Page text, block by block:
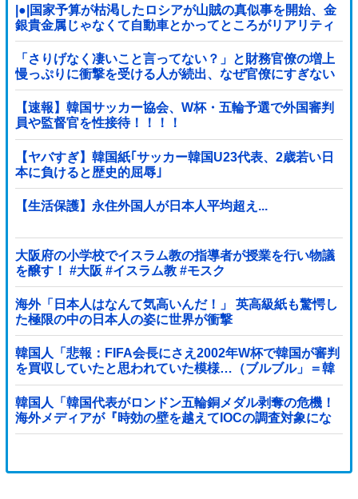
|●|国家予算が枯渇したロシアが山賊の真似事を開始、金
銀貴金属じゃなくて自動車とかってところがリアリティ
ありすぎる……
「さりげなく凄いこと言ってない？」と財務官僚の増上
慢っぷりに衝撃を受ける人が続出、なぜ官僚にすぎない
財務省が……
【速報】韓国サッカー協会、W杯・五輪予選で外国審判
員や監督官を性接待！！！！
【ヤバすぎ】韓国紙｢サッカー韓国U23代表、2歳若い日
本に負けると歴史的屈辱｣
【生活保護】永住外国人が日本人平均超え...
大阪府の小学校でイスラム教の指導者が授業を行い物議
を醸す！ #大阪 #イスラム教 #モスク
海外「日本人はなんて気高いんだ！」 英高級紙も驚愕し
た極限の中の日本人の姿に世界が衝撃
韓国人「悲報：FIFA会長にさえ2002年W杯で韓国が審判
を買収していたと思われていた模様…（ブルブル」＝韓
国の反応
韓国人「韓国代表がロンドン五輪銅メダル剥奪の危機！
海外メディアが『時効の壁を越えてIOCの調査対象にな
り得る』と報道！」